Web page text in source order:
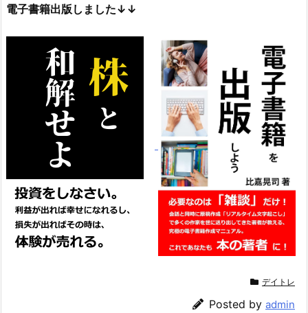
電子書籍出版しました↓↓
デイトレ
Posted by admin